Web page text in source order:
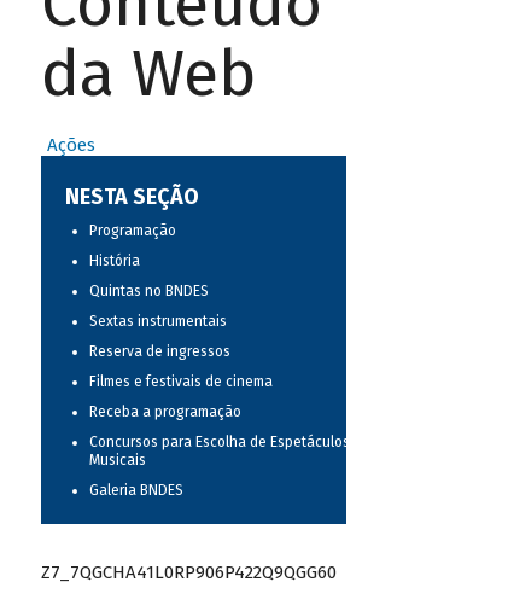
da Web
Ações
NESTA SEÇÃO
Programação
História
Quintas no BNDES
Sextas instrumentais
Reserva de ingressos
Filmes e festivais de cinema
Receba a programação
Concursos para Escolha de Espetáculos
Musicais
Galeria BNDES
Z7_7QGCHA41L0RP906P422Q9QGG60